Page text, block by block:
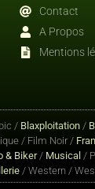
Contact
A Propos
Mentions
/ Blaxploitation /
/ Film Noir /
& Biker/ Musical /
/ Western /